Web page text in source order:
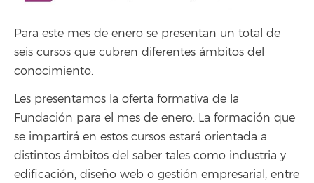
Para este mes de enero se presentan un total de
seis cursos que cubren diferentes ámbitos del
conocimiento.
Les presentamos la oferta formativa de la
Fundación para el mes de enero. La formación que
se impartirá en estos cursos estará orientada a
distintos ámbitos del saber tales como industria y
edificación, diseño web o gestión empresarial, entre